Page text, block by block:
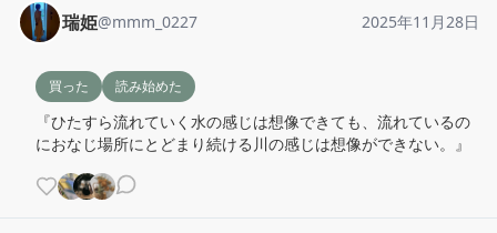
瑞姫@mmm_0227 2025年11月28日
買った 読み始めた
『ひたすら流れていく水の感じは想像できても、流れているの
におなじ場所にとどまり続ける川の感じは想像ができない。』